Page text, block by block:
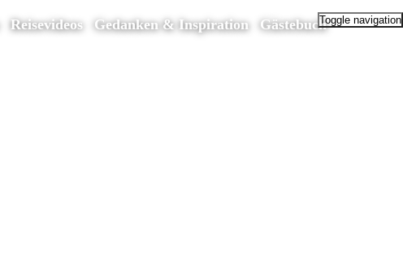
Toggle navigation
Reisevideos Gedanken & Inspiration Gästebuch